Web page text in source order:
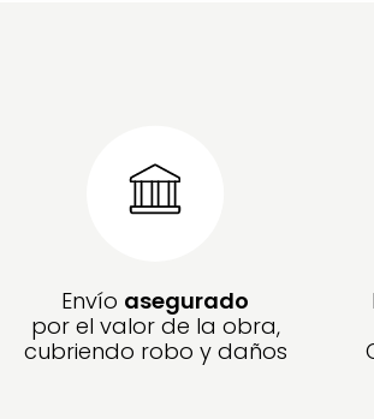
Envío asegurado
por el valor de la obra,
cubriendo robo y daños